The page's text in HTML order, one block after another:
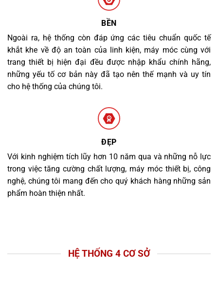
BỀN
Ngoài ra, hệ thống còn đáp ứng các tiêu chuẩn quốc tế
khắt khe về độ an toàn của linh kiện, máy móc cùng với
trang thiết bị hiện đại đều được nhập khẩu chính hãng,
những yếu tố cơ bản này đã tạo nên thế mạnh và uy tín
cho hệ thống của chúng tôi.
ĐẸP
Với kinh nghiệm tích lũy hơn 10 năm qua và những nỗ lực
trong việc tăng cường chất lượng, máy móc thiết bị, công
nghệ, chúng tôi mang đến cho quý khách hàng những sản
phẩm hoàn thiện nhất.
HỆ THỐNG 4 CƠ SỞ